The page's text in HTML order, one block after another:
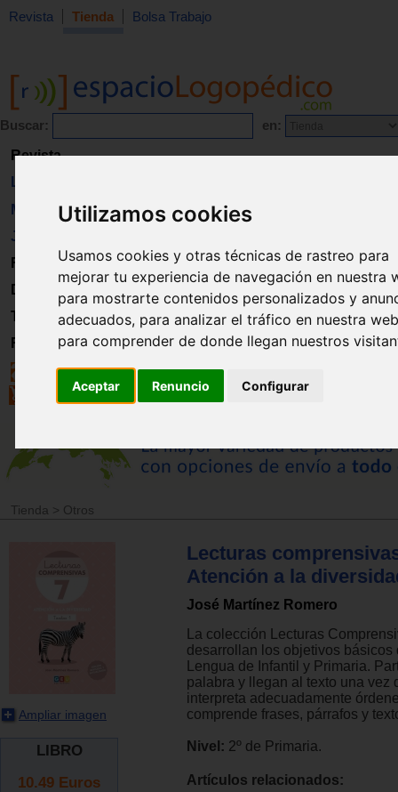
Utilizamos cookies
Usamos cookies y otras técnicas de rastreo para
mejorar tu experiencia de navegación en nuestra
para mostrarte contenidos personalizados y
adecuados, para analizar el tráfico en nuestra
para comprender de donde llegan nuestros
Aceptar Renuncio Configurar
Revista Tienda Bolsa Trabajo
Buscar: en:
Revista
Libros
Material
Juguetes
Formación
Directorio
Trabajo
Registro
Tienda > Otros
Ampliar imagen
LIBRO
10.49 Euros
Lecturas
Atención a la
José Martínez Romero
La colección Lecturas
desarrollan los objetivos básicos
Lengua de Infantil y Primaria.
palabra y llegan al texto una vez
interpreta adecuadamente
comprende frases, párrafos y
Nivel: 2º de Primaria.
Artículos relacionados: